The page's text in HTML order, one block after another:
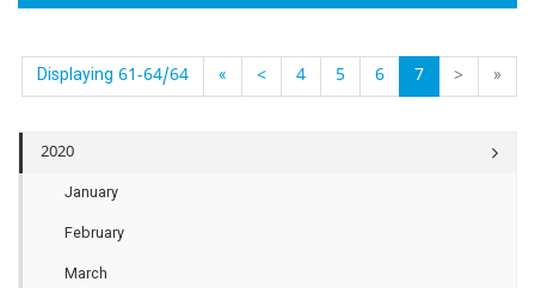
Displaying 61-64/64 « < 4 5 6 7 > »
2020
January
February
March